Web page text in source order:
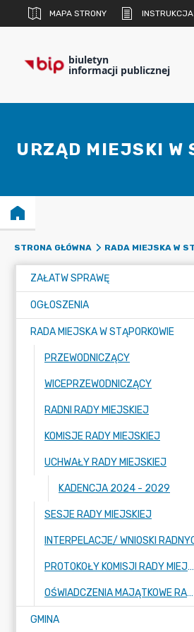
MAPA STRONY INSTRUKCJA
biuletyn
informacji publicznej
URZĄD MIEJSKI W
STRONA GŁÓWNA RADA MIEJSKA W
ZAŁATW SPRAWĘ
OGŁOSZENIA
RADA MIEJSKA W STĄPORKOWIE
PRZEWODNICZĄCY
WICEPRZEWODNICZĄCY
RADNI RADY MIEJSKIEJ
KOMISJE RADY MIEJSKIEJ
UCHWAŁY RADY MIEJSKIEJ
KADENCJA 2024 - 2029
SESJE RADY MIEJSKIEJ
INTERPELACJE/ WNIOSKI
PROTOKOŁY KOMISJI RADY MIEJSKIEJ
OŚWIADCZENIA MAJĄTKOWE RADNYCH
GMINA